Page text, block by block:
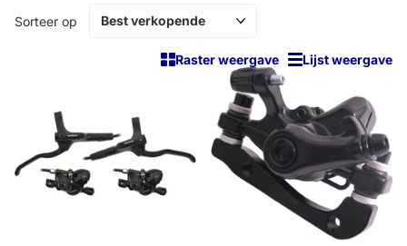
Raster weergave Lijst weergave
Sorteer op